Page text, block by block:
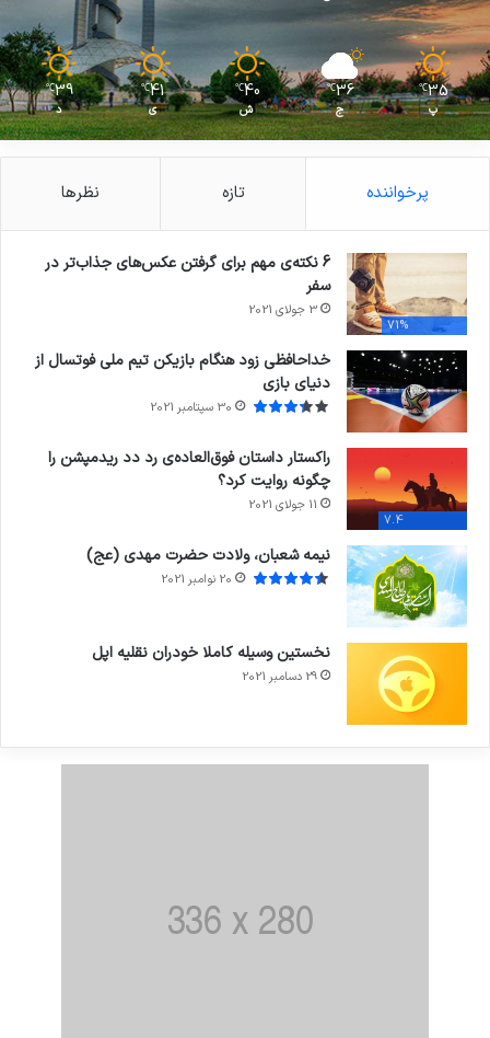
35
℃
پ
36
℃
ج
40
℃
ش
41
℃
ی
39
℃
د
پرخواننده تازه نظرها
71%
6 نکته‌ی مهم برای گرفتن عکس‌های جذاب‌تر در
سفر
3 جولای 2021
خداحافظی زود هنگام بازیکن تیم ملی فوتسال از
دنیای بازی
30 سپتامبر 2021
7.4
راکستار داستان فوق‌العاده‌ی رد دد ریدمپشن را
چگونه روایت کرد؟
11 جولای 2021
نیمه شعبان، ولادت حضرت مهدی (عج)
20 نوامبر 2021
نخستین وسیله کاملا خودران نقلیه اپل
29 دسامبر 2021